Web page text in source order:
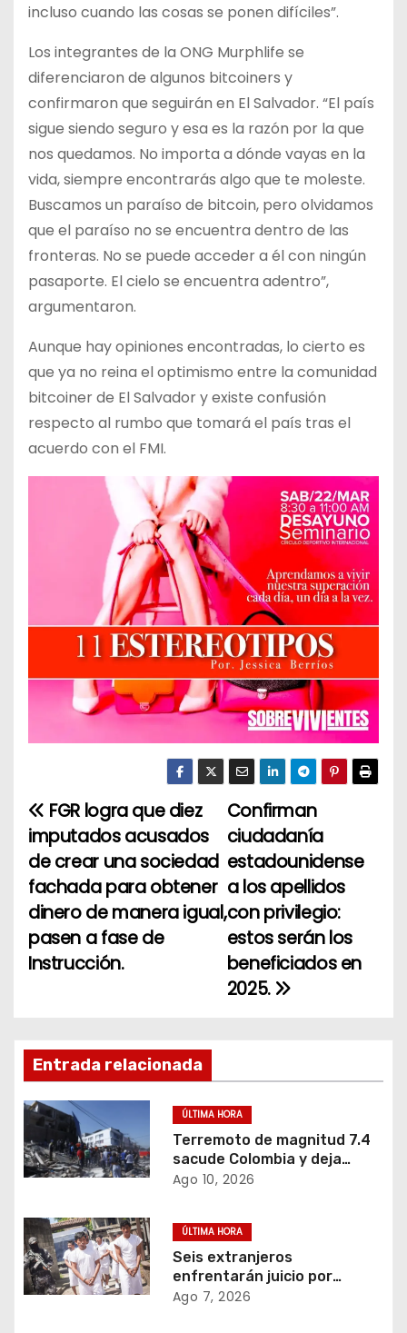
incluso cuando las cosas se ponen difíciles”.
Los integrantes de la ONG Murphlife se
diferenciaron de algunos bitcoiners y
confirmaron que seguirán en El Salvador. “El país
sigue siendo seguro y esa es la razón por la que
nos quedamos. No importa a dónde vayas en la
vida, siempre encontrarás algo que te moleste.
Buscamos un paraíso de bitcoin, pero olvidamos
que el paraíso no se encuentra dentro de las
fronteras. No se puede acceder a él con ningún
pasaporte. El cielo se encuentra adentro”,
argumentaron.
Aunque hay opiniones encontradas, lo cierto es
que ya no reina el optimismo entre la comunidad
bitcoiner de El Salvador y existe confusión
respecto al rumbo que tomará el país tras el
acuerdo con el FMI.
N
a
v
e
g
c
i
ó
n
e
e
Confirman
ciudadanía
estadounidense
a los apellidos
con privilegio:
estos serán los
beneficiados en
2025.
FGR logra que diez
imputados acusados
de crear una sociedad
fachada para obtener
dinero de manera igual,
pasen a fase de
Instrucción.
Entrada relacionada
ÚLTIMA HORA
Terremoto de magnitud 7.4
sacude Colombia y deja
decenas de muertos y
Ago 10, 2026
ÚLTIMA HORA
Seis extranjeros
enfrentarán juicio por
transportar 1,102 kilos de
Ago 7, 2026